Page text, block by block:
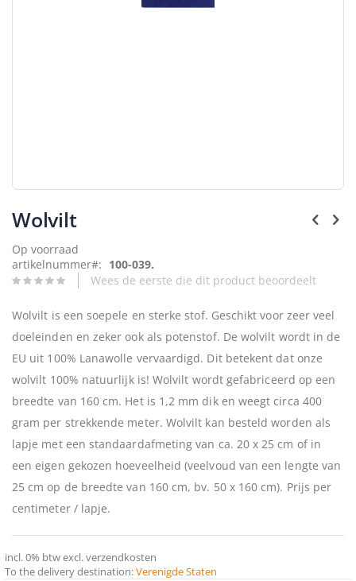
naar
het
van
de
afbeeldingen-
Wolvilt
Op voorraad
artikelnummer
100-039.
Wees de eerste die dit product beoordeelt
Wolvilt is een soepele en sterke stof. Geschikt voor zeer veel
doeleinden en zeker ook als potenstof. De wolvilt wordt in de
EU uit 100% Lanawolle vervaardigd. Dit betekent dat onze
wolvilt 100% natuurlijk is! Wolvilt wordt gefabriceerd op een
breedte van 160 cm. Het is 1,2 mm dik en weegt circa 400
gram per strekkende meter. Wolvilt kan besteld worden als
lapje met een standaardafmeting van ca. 20 x 25 cm of in
een eigen gekozen hoeveelheid (veelvoud van een lengte van
25 cm op de breedte van 160 cm, bv. 50 x 160 cm). Prijs per
centimeter / lapje.
incl. 0% btwexcl. verzendkosten
To the delivery destination:Verenigde Staten